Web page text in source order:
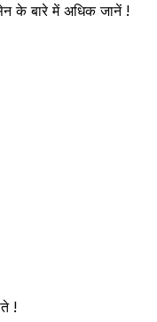
के बारे में अधिक जानें !
!